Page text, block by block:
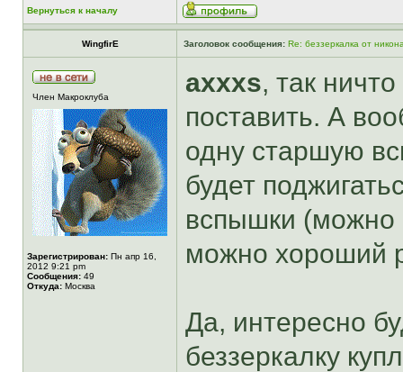
Вернуться к началу
WingfirE Заголовок сообщения: Re: беззеркалка от
Член Макроклуба
Зарегистрирован: Пн апр 16,
2012 9:21 pm
Сообщения: 49
Откуда: Москва
axxxs, так
поставить. А
одну старшую
будет
вспышки (можно
можно хороший
Да, интересно
беззеркалку